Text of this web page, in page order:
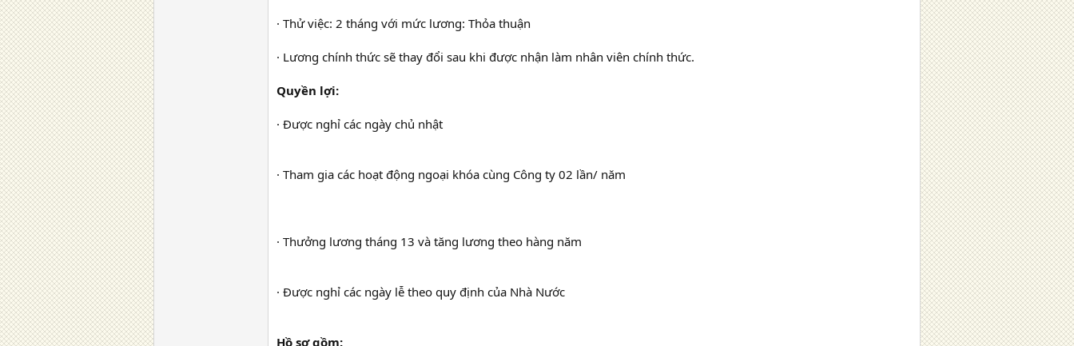
· Thử việc: 2 tháng với mức lương: Thỏa thuận
· Lương chính thức sẽ thay đổi sau khi được nhận làm nhân viên chính thức.
Quyền lợi:
· Được nghỉ các ngày chủ nhật
· Tham gia các hoạt động ngoại khóa cùng Công ty 02 lần/ năm
· Thưởng lương tháng 13 và tăng lương theo hàng năm
· Được nghỉ các ngày lễ theo quy định của Nhà Nước
Hồ sơ gồm: